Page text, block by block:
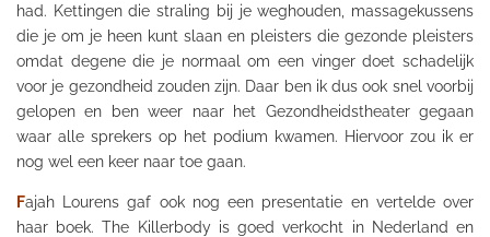
had. Kettingen die straling bij je weghouden, massagekussens
die je om je heen kunt slaan en pleisters die gezonde pleisters
omdat degene die je normaal om een vinger doet schadelijk
voor je gezondheid zouden zijn. Daar ben ik dus ook snel voorbij
gelopen en ben weer naar het Gezondheidstheatergegaan
waar alle sprekers op het podium kwamen. Hiervoor zou ik er
nog wel een keer naar toe gaan.
Fajah Lourens gaf ook nog een presentatie en vertelde over
haar boek. The Killerbodyis goed verkocht in Nederland en